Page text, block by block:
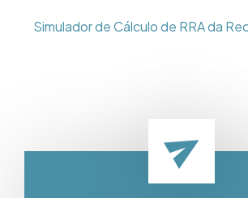
Simulador de Cálculo de RRA da